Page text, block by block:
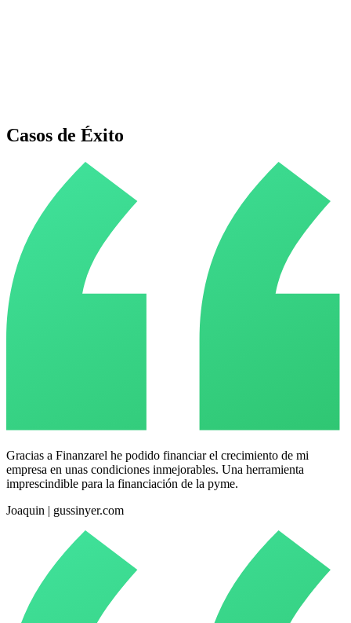
Casos de Éxito
Gracias a Finanzarel he podido financiar el crecimiento de mi
empresa en unas condiciones inmejorables. Una herramienta
imprescindible para la financiación de la pyme.
Joaquin | gussinyer.com